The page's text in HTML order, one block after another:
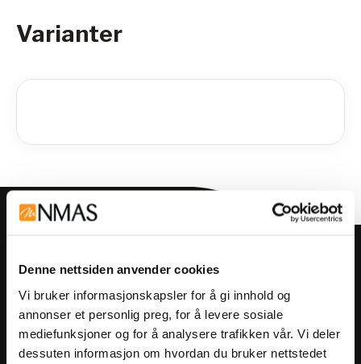
Denne nettsiden anvender cookies
Vi bruker informasjonskapsler for å gi innhold og
annonser et personlig preg, for å levere sosiale
mediefunksjoner og for å analysere trafikken vår. Vi deler
dessuten informasjon om hvordan du bruker nettstedet
Varianter
Meld deg på vårt nyhetsbrev!
arrangementer og kampanjer.
Meld på nyhetsbrev